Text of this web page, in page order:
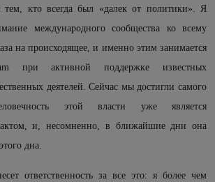
кто всегда был «далек от политики». Я
международного сообщества ко всему
на происходящее, и именно этим занимается
при активной поддержке известных
деятелей. Сейчас мы достигли самого
этой власти уже является
и, несомненно, в ближайшие дни она
дна.
ответственность за все это: я более чем